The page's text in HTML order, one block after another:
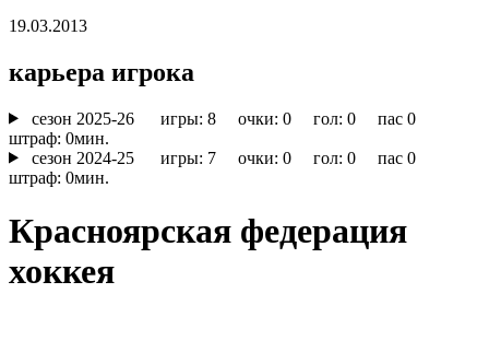
19.03.2013
карьера игрока
cезон 2025-26
игры: 8 очки: 0 гол: 0 пас 0
штраф: 0мин.
cезон 2024-25
игры: 7 очки: 0 гол: 0 пас 0
штраф: 0мин.
Красноярская федерация
хоккея